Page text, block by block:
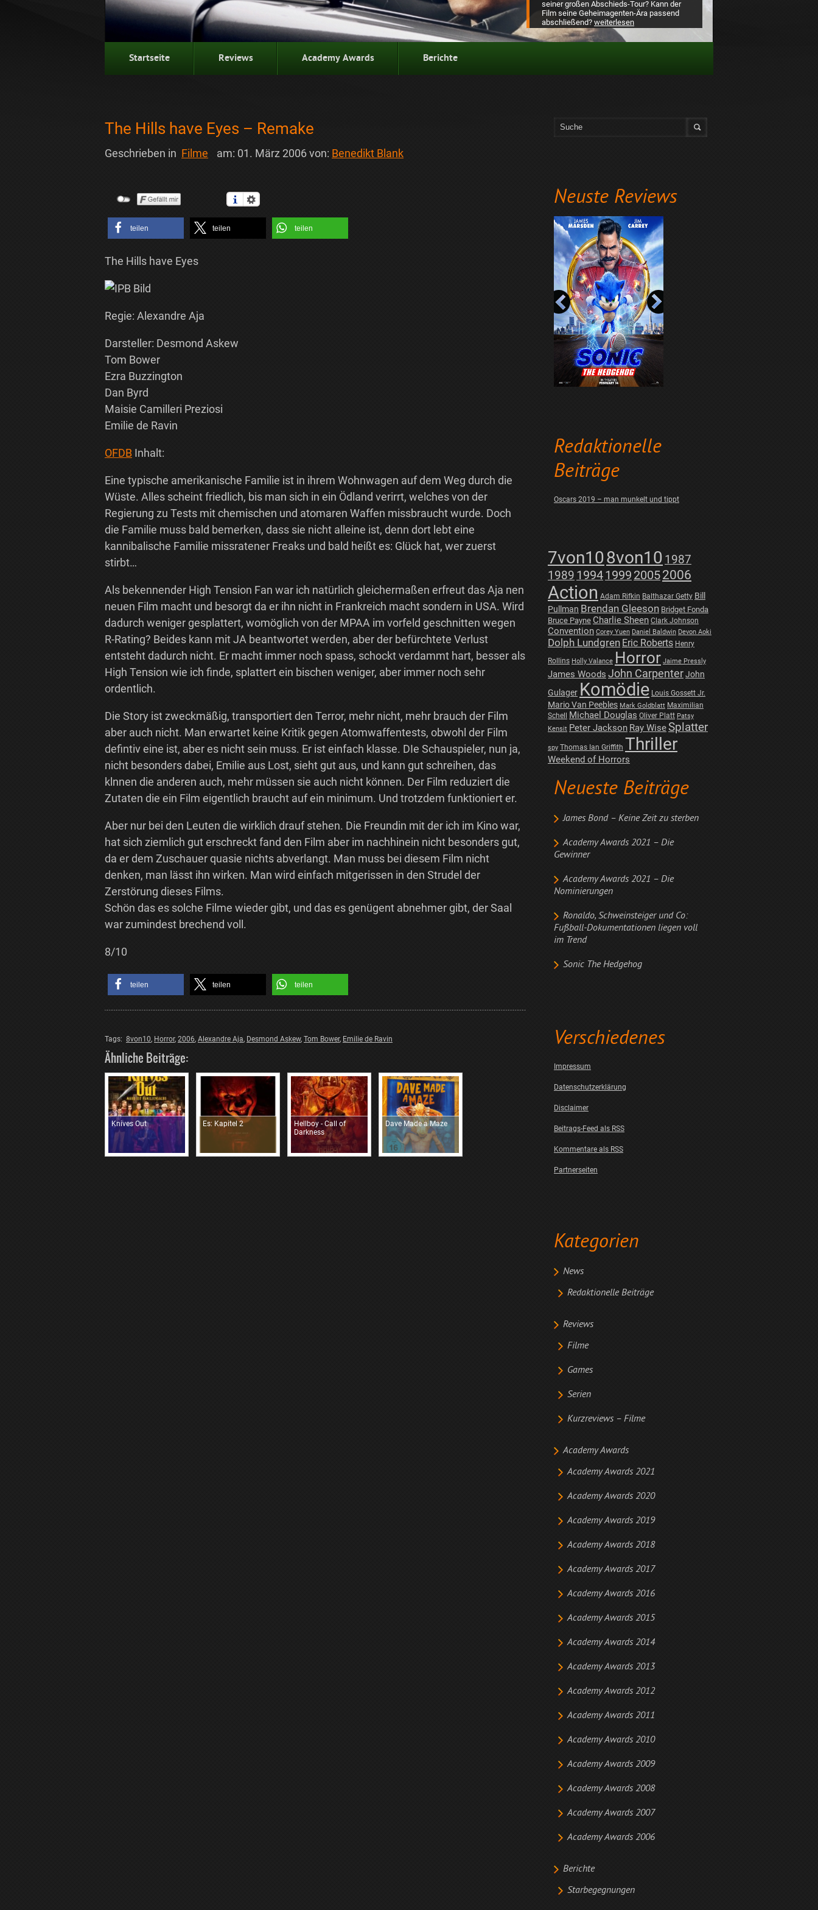
seiner großen Abschieds-Tour? Kann der
Film seine Geheimagenten-Ära passend
abschließend? weiterlesen
Startseite Reviews Academy Awards Berichte
Neuste Reviews
Redaktionelle
Beiträge
Oscars 2019 – man munkelt und tippt
7von108von10 1987
1989 19941999 20052006
Action Adam Rifkin Balthazar Getty Bill
Pullman Brendan Gleeson Bridget Fonda
Bruce Payne Charlie Sheen Clark Johnson
Convention Corey Yuen Daniel Baldwin Devon Aoki
Dolph Lundgren Eric Roberts Henry
Rollins Holly Valance Horror Jaime Pressly
James Woods John CarpenterJohn
Gulager Komödie Louis Gossett Jr.
Mario Van Peebles Mark Goldblatt Maximilian
Schell
Michael Douglas Oliver Platt Patsy
Kensit Peter Jackson Ray WiseSplatter
spy Thomas Ian Griffith Thriller
Weekend of Horrors
Neueste Beiträge
James Bond – Keine Zeit zu sterben
Academy Awards 2021 – Die
Gewinner
Academy Awards 2021 – Die
Nominierungen
Ronaldo, Schweinsteiger und Co:
Fußball-Dokumentationen liegen voll
im Trend
Sonic The Hedgehog
Verschiedenes
Impressum
Datenschutzerklärung
Disclaimer
Beitrags-Feed als RSS
Kommentare als RSS
Partnerseiten
Kategorien
News
Redaktionelle Beiträge
Reviews
Filme
Games
Serien
Kurzreviews – Filme
Academy Awards
Academy Awards 2021
Academy Awards 2020
Academy Awards 2019
Academy Awards 2018
Academy Awards 2017
Academy Awards 2016
Academy Awards 2015
Academy Awards 2014
Academy Awards 2013
Academy Awards 2012
Academy Awards 2011
Academy Awards 2010
Academy Awards 2009
Academy Awards 2008
Academy Awards 2007
Academy Awards 2006
Berichte
Starbegegnungen
The Hills have Eyes – Remake
Geschrieben in Filme am: 01. März 2006von: Benedikt Blank
teilen teilen teilen
The Hills have Eyes
Regie: Alexandre Aja
Darsteller: Desmond Askew
Tom Bower
Ezra Buzzington
Dan Byrd
Maisie Camilleri Preziosi
Emilie de Ravin
OFDB Inhalt:
Eine typische amerikanische Familie ist in ihrem Wohnwagen auf dem Weg durch die
Wüste. Alles scheint friedlich, bis man sich in ein Ödland verirrt, welches von der
Regierung zu Tests mit chemischen und atomaren Waffen missbraucht wurde. Doch
die Familie muss bald bemerken, dass sie nicht alleine ist, denn dort lebt eine
kannibalische Familie missratener Freaks und bald heißt es: Glück hat, wer zuerst
stirbt…
Als bekennender High Tension Fan war ich natürlich gleichermaßen erfreut das Aja nen
neuen Film macht und besorgt da er ihn nicht in Frankreich macht sondern in USA. Wird
dadurch weniger gesplattert, womöglich von der MPAA im vorfeld geschnitten wegen
R-Rating? Beides kann mit JA beantwortet werden, aber der befürchtete Verlust
entsteht dadurch nicht. Er macht immer noch spass, schockt verdammt hart, besser als
High Tension wie ich finde, splattert ein bischen weniger, aber immer noch sehr
ordentlich.
Die Story ist zweckmäßig, transportiert den Terror, mehr nicht, mehr brauch der Film
aber auch nicht. Man erwartet keine Kritik gegen Atomwaffentests, obwohl der Film
defintiv eine ist, aber es nicht sein muss. Er ist einfach klasse. DIe Schauspieler, nun ja,
nicht besonders dabei, Emilie aus Lost, sieht gut aus, und kann gut schreihen, das
klnnen die anderen auch, mehr müssen sie auch nicht können. Der Film reduziert die
Zutaten die ein Film eigentlich braucht auf ein minimum. Und trotzdem funktioniert er.
Aber nur bei den Leuten die wirklich drauf stehen. Die Freundin mit der ich im Kino war,
hat sich ziemlich gut erschreckt fand den Film aber im nachhinein nicht besonders gut,
da er dem Zuschauer quasie nichts abverlangt. Man muss bei diesem Film nicht
denken, man lässt ihn wirken. Man wird einfach mitgerissen in den Strudel der
Zerstörung dieses Films.
Schön das es solche Filme wieder gibt, und das es genügent abnehmer gibt, der Saal
war zumindest brechend voll.
8/10
teilen teilen teilen
Tags: 8von10, Horror, 2006, Alexandre Aja, Desmond Askew, Tom Bower, Emilie de Ravin
Ähnliche Beiträge:
Knives Out Es: Kapitel 2
Hellboy - Call of
Darkness
Dave Made a Maze